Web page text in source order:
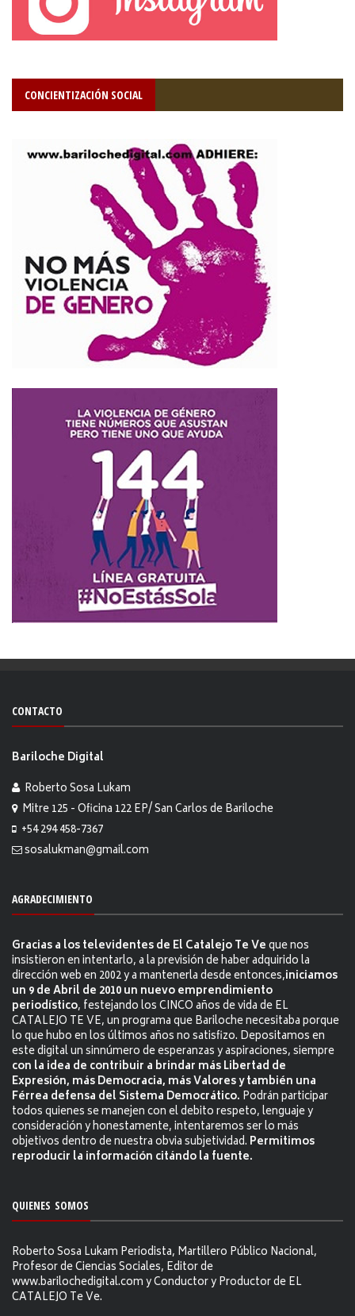
CONCIENTIZACIÓN SOCIAL
CONTACTO
Bariloche Digital
Roberto Sosa Lukam
Mitre 125 - Oficina 122 EP/ San Carlos de Bariloche
+54 294 458-7367
sosalukman@gmail.com
AGRADECIMIENTO
Gracias a los televidentes de El Catalejo Te Veque nos
insistieron en intentarlo, a la previsión de haber adquirido la
dirección web en 2002 y a mantenerla desde entonces,iniciamos
un 9 de Abril de 2010 un nuevo emprendimiento
periodístico, festejando los CINCO años de vida de EL
CATALEJO TE VE, un programa que Bariloche necesitaba porque
lo que hubo en los últimos años no satisfizo. Depositamos en
este digital un sinnúmero de esperanzas y aspiraciones, siempre
con la idea de contribuir a brindar más Libertad de
Expresión, más Democracia, más Valores y también una
Férrea defensa del Sistema Democrático. Podrán participar
todos quienes se manejen con el debito respeto, lenguaje y
consideración y honestamente, intentaremos ser lo más
objetivos dentro de nuestra obvia subjetividad. Permitimos
reproducir la información citándo la fuente.
QUIENES SOMOS
Roberto Sosa Lukam Periodista, Martillero Público Nacional,
Profesor de Ciencias Sociales, Editor de
www.barilochedigital.com y Conductor y Productor de EL
CATALEJO Te Ve.